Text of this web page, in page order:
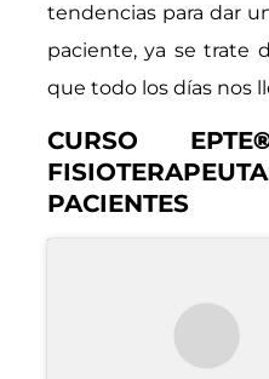
tendencias para dar
paciente, ya se trate
que todo los días nos
CURSO EPTE
PACIENTES